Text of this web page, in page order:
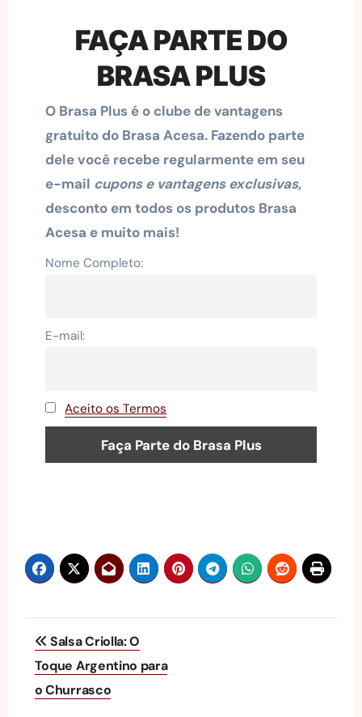
FAÇA PARTE DO
BRASA PLUS
O Brasa Plus é o clube de vantagens
gratuito do Brasa Acesa. Fazendo parte
dele você recebe regularmente em seu
e-mail cupons e vantagens exclusivas,
desconto em todos os produtos Brasa
Acesa e muito mais!
Nome Completo:
E-mail:
Aceito os Termos
Navegação
de
Post
Salsa Criolla: O
Toque Argentino para
o Churrasco